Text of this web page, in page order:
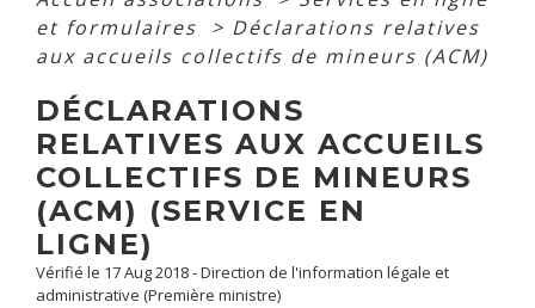
et formulaires
> Déclarations relatives
aux accueils collectifs de mineurs (ACM)
DÉCLARATIONS
RELATIVES AUX ACCUEILS
COLLECTIFS DE MINEURS
(ACM) (SERVICE EN
LIGNE)
Vérifié le 17 Aug 2018 - Direction de l'information légale et
administrative (Première ministre)